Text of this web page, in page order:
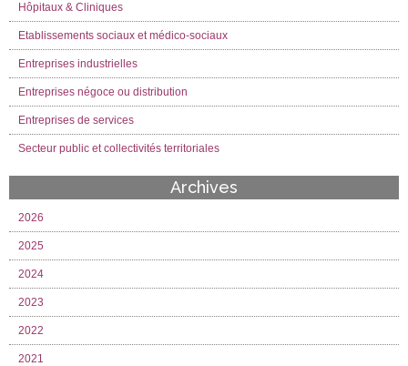
Hôpitaux & Cliniques
Etablissements sociaux et médico-sociaux
Entreprises industrielles
Entreprises négoce ou distribution
Entreprises de services
Secteur public et collectivités territoriales
Archives
2026
2025
2024
2023
2022
2021